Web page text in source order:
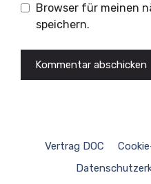
Browser für meinen
speichern.
Vertrag DOC